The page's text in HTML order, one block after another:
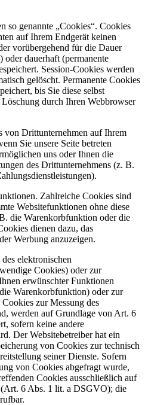
so genannte „Cookies“. Cookies
auf Ihrem Endgerät keinen
vorübergehend für die Dauer
oder dauerhaft (permanente
Session-Cookies werden
gelöscht. Permanente Cookies
bis Sie diese selbst
durch Ihren Webbrowser
von Drittunternehmen auf Ihrem
Sie unsere Seite betreten
uns oder Ihnen die
des Drittunternehmens (z. B.
Zahlreiche Cookies sind
Websitefunktionen ohne diese
die Warenkorbfunktion oder die
dienen dazu, das
Werbung anzuzeigen.
elektronischen
Cookies) oder zur
erwünschter Funktionen
Warenkorbfunktion) oder zur
zur Messung des
werden auf Grundlage von Art. 6
sofern keine andere
Der Websitebetreiber hat ein
von Cookies zur technisch
seiner Dienste. Sofern
von Cookies abgefragt wurde,
Cookies ausschließlich auf
6 Abs. 1 lit. a DSGVO); die